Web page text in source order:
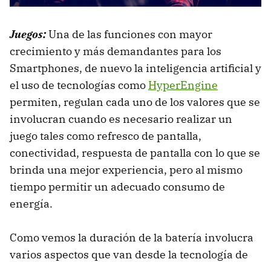
Juegos:Una de las funciones con mayor
crecimiento y más demandantes para los
Smartphones, de nuevo la inteligencia artificial y
el uso de tecnologías como HyperEngine
permiten, regulan cada uno de los valores que se
involucran cuando es necesario realizar un
juego tales como refresco de pantalla,
conectividad, respuesta de pantalla con lo que se
brinda una mejor experiencia, pero al mismo
tiempo permitir un adecuado consumo de
energía.
Como vemos la duración de la batería involucra
varios aspectos que van desde la tecnología de